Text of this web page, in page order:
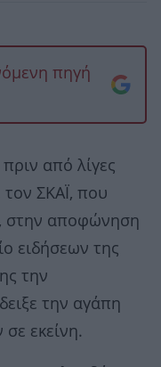
πηγή
από λίγες
τον ΣΚΑΪ, που
στην αποφώνηση
ειδήσεων της
την
την αγάπη
εκείνη.